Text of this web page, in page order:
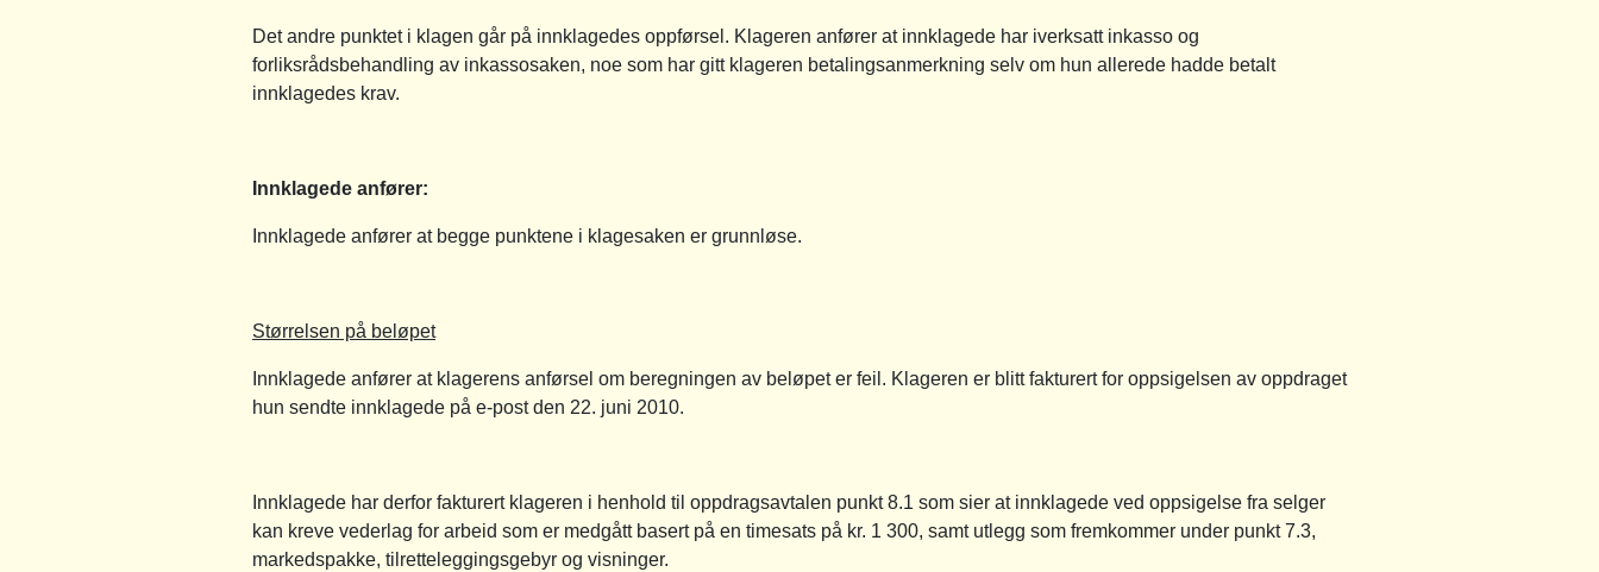
Det andre punktet i klagen går på innklagedes oppførsel. Klageren anfører at innklagede har iverksatt inkasso og
forliksrådsbehandling av inkassosaken, noe som har gitt klageren betalingsanmerkning selv om hun allerede hadde betalt
innklagedes krav.
Innklagede anfører:
Innklagede anfører at begge punktene i klagesaken er grunnløse.
Størrelsen på beløpet
Innklagede anfører at klagerens anførsel om beregningen av beløpet er feil. Klageren er blitt fakturert for oppsigelsen av oppdraget
hun sendte innklagede på e-post den 22. juni 2010.
Innklagede har derfor fakturert klageren i henhold til oppdragsavtalen punkt 8.1 som sier at innklagede ved oppsigelse fra selger
kan kreve vederlag for arbeid som er medgått basert på en timesats på kr. 1 300, samt utlegg som fremkommer under punkt 7.3,
markedspakke, tilretteleggingsgebyr og visninger.